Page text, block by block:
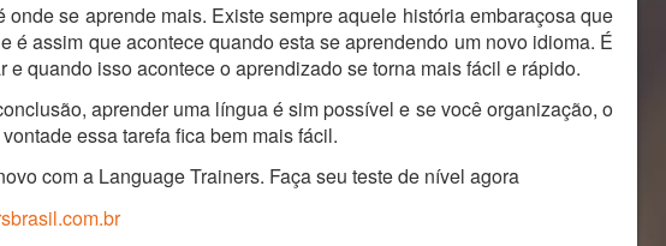
onde se aprende mais. Existe sempre aquele história embaraçosa que
é assim que acontece quando esta se aprendendo um novo idioma. É
e quando isso acontece o aprendizado se torna mais fácil e rápido.
aprender uma língua é sim possível e se você organização, o
essa tarefa fica bem mais fácil.
com a Language Trainers. Faça seu teste de nível agora